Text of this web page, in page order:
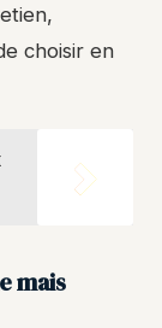
choisir en
mais